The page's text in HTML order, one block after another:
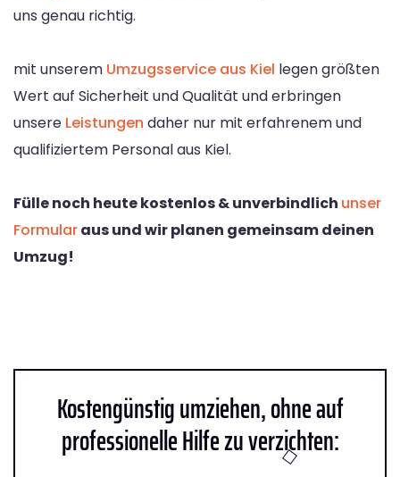
uns genau richtig.
mit unserem Umzugsservice aus Kiel legen größten
Wert auf Sicherheit und Qualität und erbringen
unsere Leistungen daher nur mit erfahrenem und
qualifiziertem Personal aus Kiel.
Fülle noch heute kostenlos & unverbindlich unser
Formularaus und wir planen gemeinsam deinen
Umzug!
Kostengünstig umziehen, ohne auf
professionelle Hilfe zu verzichten: